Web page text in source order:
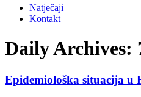
Natječaji
Kontakt
Daily Archives:
Epidemiološka situacija u